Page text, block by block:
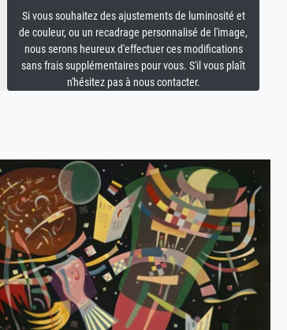
Si vous souhaitez des ajustements de luminosité et
de couleur, ou un recadrage personnalisé de l'image,
nous serons heureux d'effectuer ces modifications
sans frais supplémentaires pour vous. S'il vous plaît
n'hésitez pas à nous contacter.